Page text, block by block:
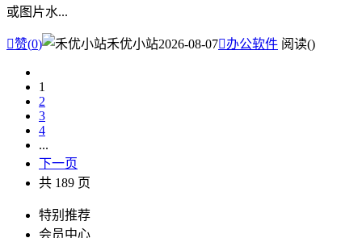
或图片水...
赞(0) 禾优小站2026-08-07办公软件 阅读()
1
2
3
4
...
下一页
共 189 页
特别推荐
会员中心